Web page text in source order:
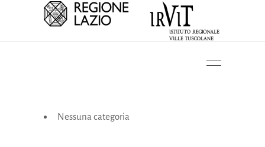
Nessuna categoria